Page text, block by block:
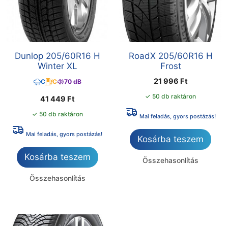
Dunlop 205/60R16 H
Winter XL
C C 70 dB
41 449 Ft
✓ 50 db raktáron
Mai feladás, gyors postázás!
Kosárba teszem
Összehasonlítás
RoadX 205/60R16 H
Frost
21 996 Ft
✓ 50 db raktáron
Mai feladás, gyors postázás!
Kosárba teszem
Összehasonlítás